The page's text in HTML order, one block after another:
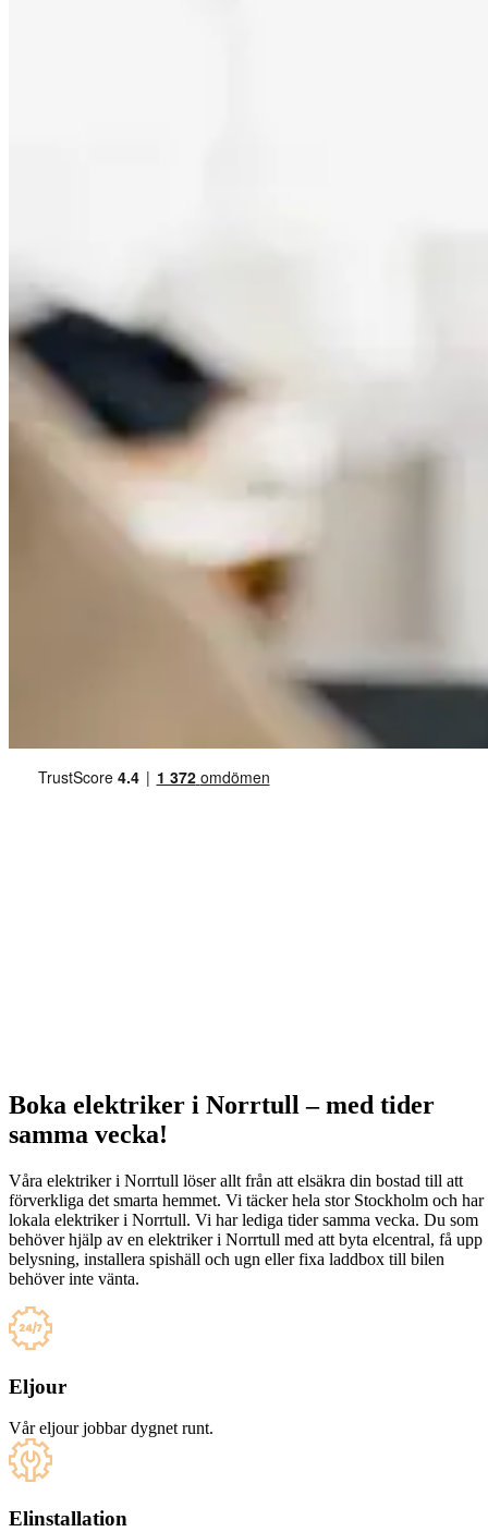
Boka elektriker i Norrtull – med tider
samma vecka!
Våra elektriker i Norrtull löser allt från att elsäkra din bostad till att
förverkliga det smarta hemmet. Vi täcker hela stor Stockholm och har
lokala elektriker i Norrtull. Vi har lediga tider samma vecka. Du som
behöver hjälp av en elektriker i Norrtull med att byta elcentral, få upp
belysning, installera spishäll och ugn eller fixa laddbox till bilen
behöver inte vänta.
Eljour
Vår eljour jobbar dygnet runt.
Elinstallation